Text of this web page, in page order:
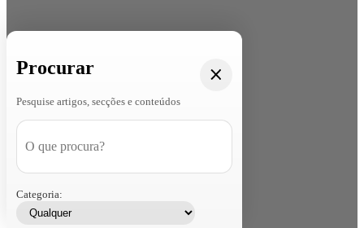
Procurar
Pesquise artigos, secções e conteúdos
Categoria: